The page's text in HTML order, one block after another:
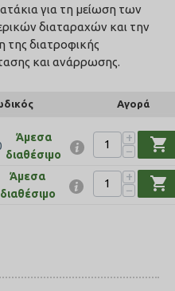
για τη μείωση των
διαταραχών και την
της διατροφικής
και ανάρρωσης.
Αγορά
Άμεσα
διαθέσιμο
+
−
shopping_cart
Άμεσα
διαθέσιμο
+
−
shopping_cart